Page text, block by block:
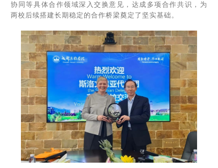
协同等具体合作领域深入交换意见，达成多项合作共识，为
两校后续搭建长期稳定的合作桥梁奠定了坚实基础。